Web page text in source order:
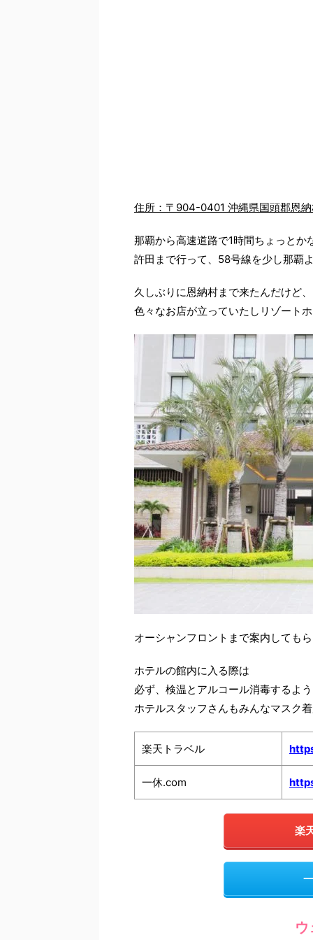
住所：〒904-0401 沖縄県国頭郡恩
那覇から高速道路で1時間ちょっとか
許田まで行って、58号線を少し那覇
久しぶりに恩納村まで来たんだけど、
色々なお店が立っていたしリゾート
オーシャンフロントまで案内しても
ホテルの館内に入る際は
必ず、検温とアルコール消毒するよ
ホテルスタッフさんもみんなマスク
楽天トラベル
一休.com
楽